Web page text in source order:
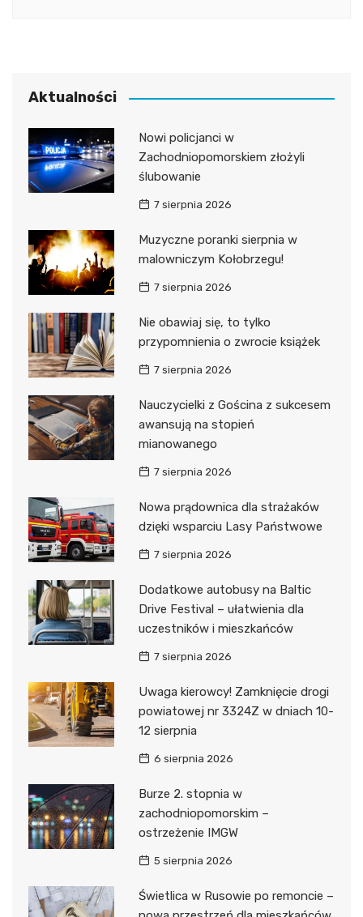
Aktualności
Nowi policjanci w
Zachodniopomorskiem złożyli
ślubowanie
7 sierpnia 2026
Muzyczne poranki sierpnia w
malowniczym Kołobrzegu!
7 sierpnia 2026
Nie obawiaj się, to tylko
przypomnienia o zwrocie książek
7 sierpnia 2026
Nauczycielki z Gościna z sukcesem
awansują na stopień
mianowanego
7 sierpnia 2026
Nowa prądownica dla strażaków
dzięki wsparciu Lasy Państwowe
7 sierpnia 2026
Dodatkowe autobusy na Baltic
Drive Festival – ułatwienia dla
uczestników i mieszkańców
7 sierpnia 2026
Uwaga kierowcy! Zamknięcie drogi
powiatowej nr 3324Z w dniach 10-
12 sierpnia
6 sierpnia 2026
Burze 2. stopnia w
zachodniopomorskim –
ostrzeżenie IMGW
5 sierpnia 2026
Świetlica w Rusowie po remoncie –